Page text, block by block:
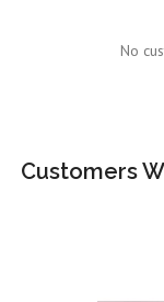
No
Customers